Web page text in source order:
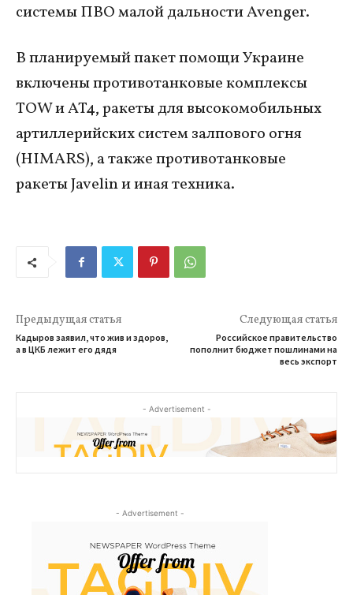
системы ПВО малой дальности Avenger.
В планируемый пакет помощи Украине
включены противотанковые комплексы
TOW и AT4, ракеты для высокомобильных
артиллерийских систем залпового огня
(HIMARS), а также противотанковые
ракеты Javelin и иная техника.
Предыдущая статья
Кадыров заявил, что жив и здоров,
а в ЦКБ лежит его дядя
Следующая статья
Российское правительство
пополнит бюджет пошлинами на
весь экспорт
- Advertisement -
- Advertisement -